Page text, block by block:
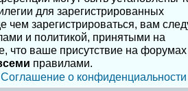
для зарегистрированных
чем зарегистрироваться, вам
и политикой, принятыми на
что ваше присутствие на форумах
правилами.
Соглашение о конфиденциальности